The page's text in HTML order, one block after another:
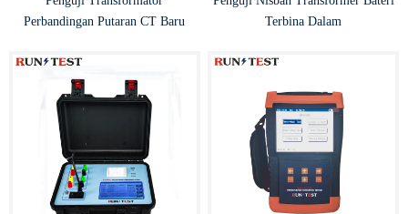
Perbandingan Putaran CT Baru
Terbina Dalam